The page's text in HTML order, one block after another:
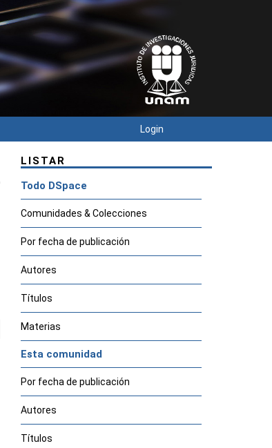
Login
LISTAR
Todo DSpace
Comunidades & Colecciones
Por fecha de publicación
Autores
Títulos
Materias
Esta comunidad
Por fecha de publicación
Autores
Títulos